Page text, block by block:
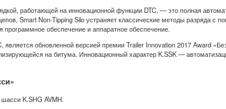
работающей на инновационной функции DTC, — это полная
Smart Non-Tipping Silo устраняет классические методы разряда с
обеспечение и аппаратное обеспечение.
обновленной версией премии Trailer Innovation 2017 Award
на битума. Инновационный характер K.SSK —
K.SHG AVMH.